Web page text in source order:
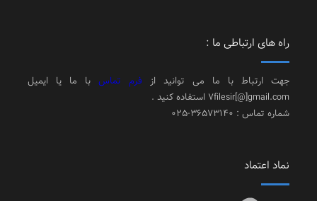
راه های ارتباطی ما :
جهت ارتباط با ما می توانید از فرم تماس با ما یا ایمیل
7filesir[@]gmail.com استفاده کنید .
شماره تماس : 36573140-025
نماد اعتماد